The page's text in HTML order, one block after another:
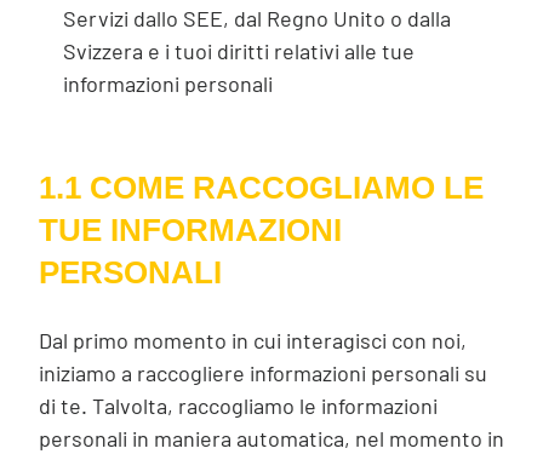
Servizi dallo SEE, dal Regno Unito o dalla
Svizzera e i tuoi diritti relativi alle tue
informazioni personali
1.1 COME RACCOGLIAMO LE
TUE INFORMAZIONI
PERSONALI
Dal primo momento in cui interagisci con noi,
iniziamo a raccogliere informazioni personali su
di te. Talvolta, raccogliamo le informazioni
personali in maniera automatica, nel momento in